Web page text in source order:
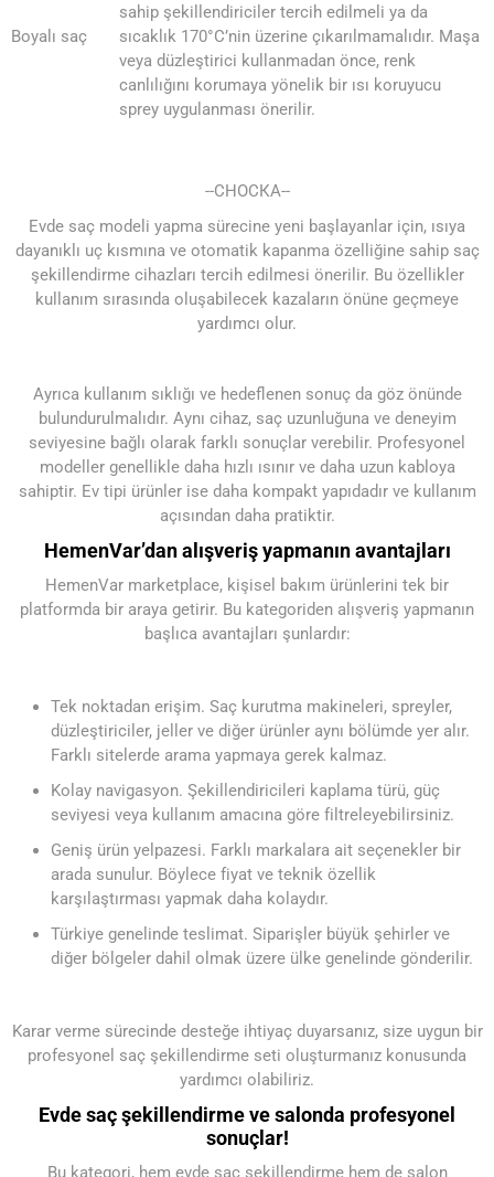
Boyalı saç
sahip şekillendiriciler tercih edilmeli ya da
sıcaklık 170°C’nin üzerine çıkarılmamalıdır. Maşa
veya düzleştirici kullanmadan önce, renk
canlılığını korumaya yönelik bir ısı koruyucu
sprey uygulanması önerilir.
--СНОСКА--
Evde saç modeli yapma sürecine yeni başlayanlar için, ısıya
dayanıklı uç kısmına ve otomatik kapanma özelliğine sahip saç
şekillendirme cihazları tercih edilmesi önerilir. Bu özellikler
kullanım sırasında oluşabilecek kazaların önüne geçmeye
yardımcı olur.
Ayrıca kullanım sıklığı ve hedeflenen sonuç da göz önünde
bulundurulmalıdır. Aynı cihaz, saç uzunluğuna ve deneyim
seviyesine bağlı olarak farklı sonuçlar verebilir. Profesyonel
modeller genellikle daha hızlı ısınır ve daha uzun kabloya
sahiptir. Ev tipi ürünler ise daha kompakt yapıdadır ve kullanım
açısından daha pratiktir.
HemenVar’dan alışveriş yapmanın avantajları
HemenVar marketplace, kişisel bakım ürünlerini tek bir
platformda bir araya getirir. Bu kategoriden alışveriş yapmanın
başlıca avantajları şunlardır:
Tek noktadan erişim. Saç kurutma makineleri, spreyler,
düzleştiriciler, jeller ve diğer ürünler aynı bölümde yer alır.
Farklı sitelerde arama yapmaya gerek kalmaz.
Kolay navigasyon. Şekillendiricileri kaplama türü, güç
seviyesi veya kullanım amacına göre filtreleyebilirsiniz.
Geniş ürün yelpazesi. Farklı markalara ait seçenekler bir
arada sunulur. Böylece fiyat ve teknik özellik
karşılaştırması yapmak daha kolaydır.
Türkiye genelinde teslimat. Siparişler büyük şehirler ve
diğer bölgeler dahil olmak üzere ülke genelinde gönderilir.
Karar verme sürecinde desteğe ihtiyaç duyarsanız, size uygun bir
profesyonel saç şekillendirme seti oluşturmanız konusunda
yardımcı olabiliriz.
Evde saç şekillendirme ve salonda profesyonel
sonuçlar!
Bu kategori, hem evde saç şekillendirme hem de salon